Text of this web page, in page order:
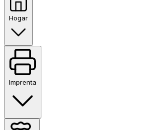
Hogar
Imprenta